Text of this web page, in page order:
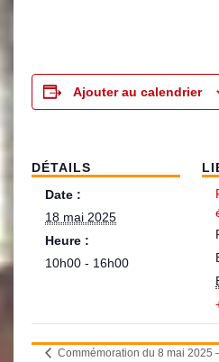
Ajouter au calendrier
DÉTAILS
Date :
18 mai 2025
Heure :
10h00 - 16h00
Commémoration du 8 mai 2025